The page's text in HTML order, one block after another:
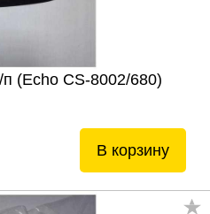
(Echo CS-8002/680)
В корзину